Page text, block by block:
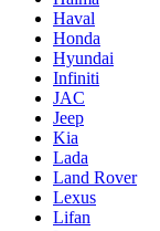
Haval
Honda
Hyundai
Infiniti
JAC
Jeep
Kia
Lada
Land Rover
Lexus
Lifan